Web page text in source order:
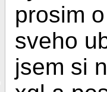
prosim
sveho
jsem si